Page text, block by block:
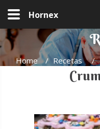
Hornex
Home / Recetas /